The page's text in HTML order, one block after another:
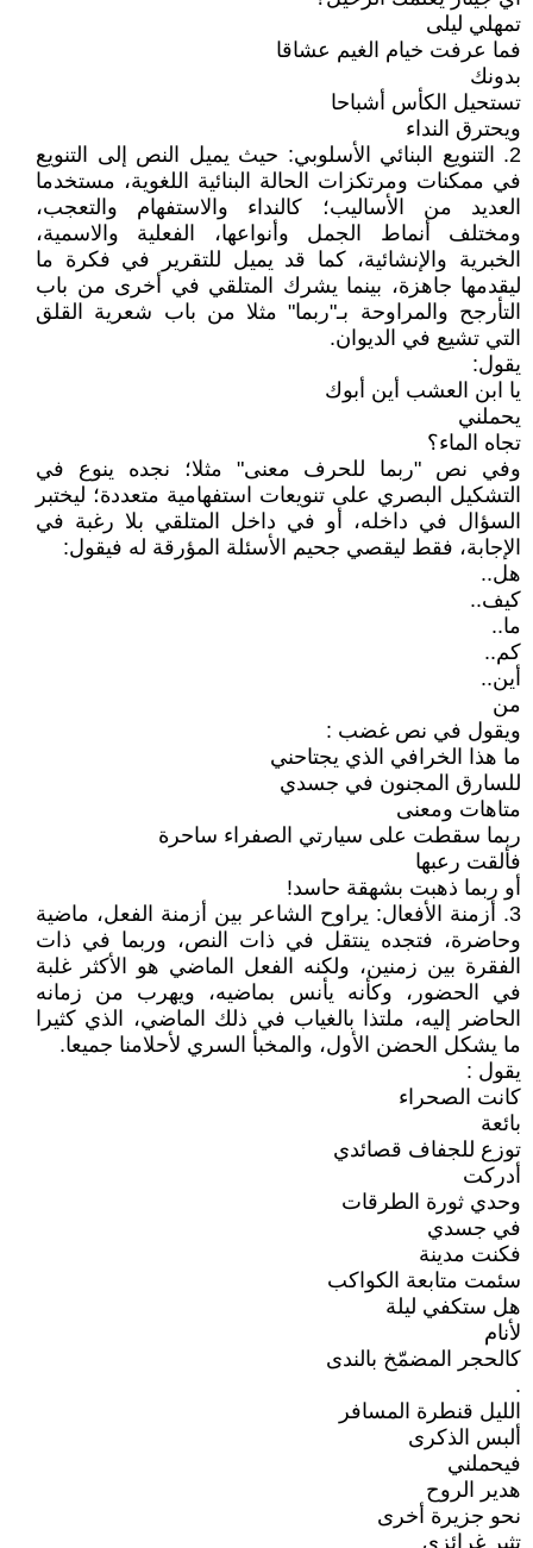
تمهلي ليلى
فما عرفت خيام الغيم عشاقا
بدونك
تستحيل الكأس أشباحا
ويحترق النداء
2. التنويع البنائي الأسلوبي: حيث يميل النص إلى التنويع
في ممكنات ومرتكزات الحالة البنائية اللغوية، مستخدما
العديد من الأساليب؛ كالنداء والاستفهام والتعجب،
ومختلف أنماط الجمل وأنواعها، الفعلية والاسمية،
الخبرية والإنشائية، كما قد يميل للتقرير في فكرة ما
ليقدمها جاهزة، بينما يشرك المتلقي في أخرى من باب
التأرجح والمراوحة بـ"ربما" مثلا من باب شعرية القلق
التي تشيع في الديوان.
يقول:
يا ابن العشب أين أبوك
يحملني
تجاه الماء؟
وفي نص "ربما للحرف معنى" مثلا؛ نجده ينوع في
التشكيل البصري على تنويعات استفهامية متعددة؛ ليختبر
السؤال في داخله، أو في داخل المتلقي بلا رغبة في
الإجابة، فقط ليقصي جحيم الأسئلة المؤرقة له فيقول:
هل..
كيف..
ما..
كم..
أين..
من
ويقول في نص غضب :
ما هذا الخرافي الذي يجتاحني
للسارق المجنون في جسدي
متاهات ومعنى
ربما سقطت على سيارتي الصفراء ساحرة
فألقت رعبها
أو ربما ذهبت بشهقة حاسد!
3. أزمنة الأفعال: يراوح الشاعر بين أزمنة الفعل، ماضية
وحاضرة، فتجده ينتقل في ذات النص، وربما في ذات
الفقرة بين زمنين، ولكنه الفعل الماضي هو الأكثر غلبة
في الحضور، وكأنه يأنس بماضيه، ويهرب من زمانه
الحاضر إليه، ملتذا بالغياب في ذلك الماضي، الذي كثيرا
ما يشكل الحضن الأول، والمخبأ السري لأحلامنا جميعا.
يقول :
كانت الصحراء
بائعة
توزع للجفاف قصائدي
أدركت
وحدي ثورة الطرقات
في جسدي
فكنت مدينة
سئمت متابعة الكواكب
هل ستكفي ليلة
لأنام
كالحجر المضمّخ بالندى
.
الليل قنطرة المسافر
ألبس الذكرى
فيحملني
هدير الروح
نحو جزيرة أخرى
تثير غرائزي